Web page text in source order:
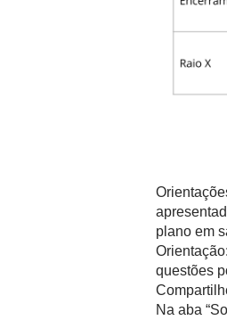
plano em
questões
Na aba